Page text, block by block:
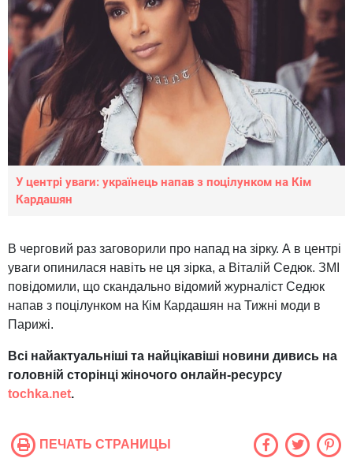
У центрі уваги: українець напав з поцілунком на Кім
Кардашян
В черговий раз заговорили про напад на зірку. А в центрі
уваги опинилася навіть не ця зірка, а Віталій Седюк. ЗМІ
повідомили, що скандально відомий журналіст Седюк
напав з поцілунком на Кім Кардашян на Тижні моди в
Парижі.
Всі найактуальніші та найцікавіші новини дивись на
головній сторінці жіночого онлайн-ресурсу
tochka.net.
ПЕЧАТЬ СТРАНИЦЫ